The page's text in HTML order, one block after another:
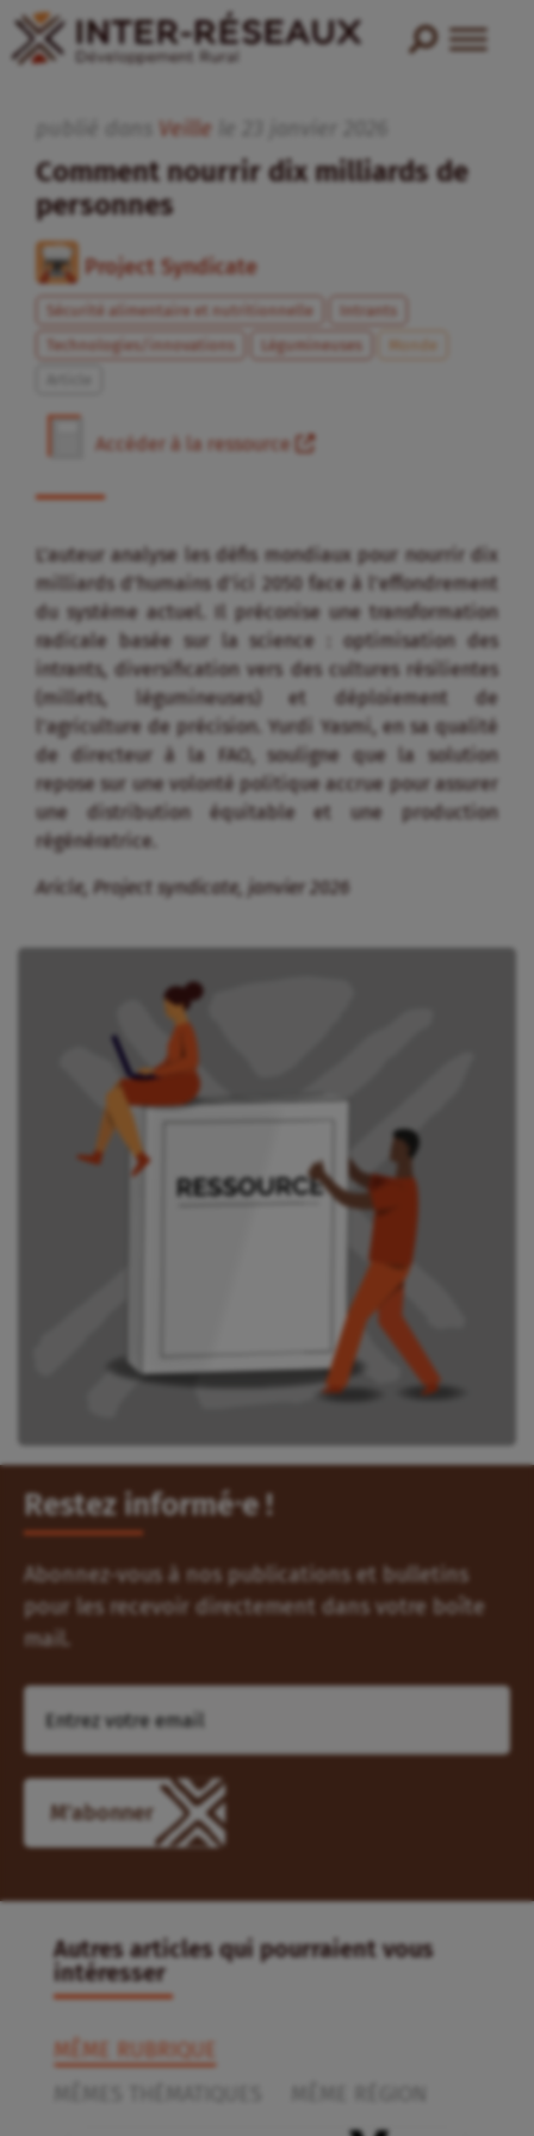
Veille
Comment nourrir dix milliards de
personnes
Project Syndicate
Sécurité alimentaire et nutritionnelle
Intrants
Technologies/innovations
Légumineuses
Monde
Accéder à la ressource
L’auteur analyse les défis mondiaux pour nourrir dix
milliards d’humains d’ici 2050 face à l’effondrement
du système actuel. Il préconise une transformation
radicale basée sur la science : optimisation des
intrants, diversification vers des cultures résilientes
(millets, légumineuses) et déploiement de
l’agriculture de précision. Yurdi Yasmi, en sa qualité
de directeur à la FAO, souligne que la solution
repose sur une volonté politique accrue pour assurer
une distribution équitable et une production
régénératrice.
Aricle, Project syndicate, janvier 2026
Restez informé⸱e !
Abonnez-vous à nos publications et bulletins
pour les recevoir directement dans votre boîte
mail.
Autres articles qui pourraient vous
intéresser
MÊME RUBRIQUE